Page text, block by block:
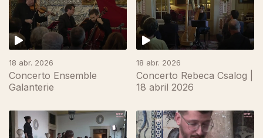
18 abr. 2026
Concerto Ensemble
Galanterie
18 abr. 2026
Concerto Rebeca Csalog |
18 abril 2026